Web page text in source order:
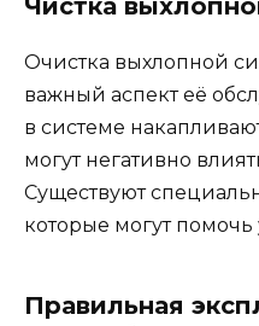
Чистка
Очистка выхлопной
важный аспект её
в системе
могут негативно
Существуют
которые могут помочь
Правильная